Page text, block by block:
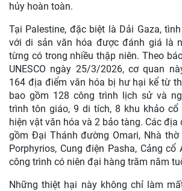
hủy hoàn toàn.
Tại Palestine, đặc biệt là Dải Gaza,
với di sản văn hóa được đánh giá là
từng có trong nhiều thập niên. Theo
UNESCO ngày 25/3/2026, cơ quan
164 địa điểm văn hóa bị hư hại kể từ
bao gồm 128 công trình lịch sử và
trình tôn giáo, 9 di tích, 8 khu khảo
hiện vật văn hóa và 2 bảo tàng. Các
gồm Đại Thánh đường Omari, Nhà thờ
Porphyrios, Cung điện Pasha, Cảng cổ
công trình có niên đại hàng trăm năm
Những thiệt hại này không chỉ làm